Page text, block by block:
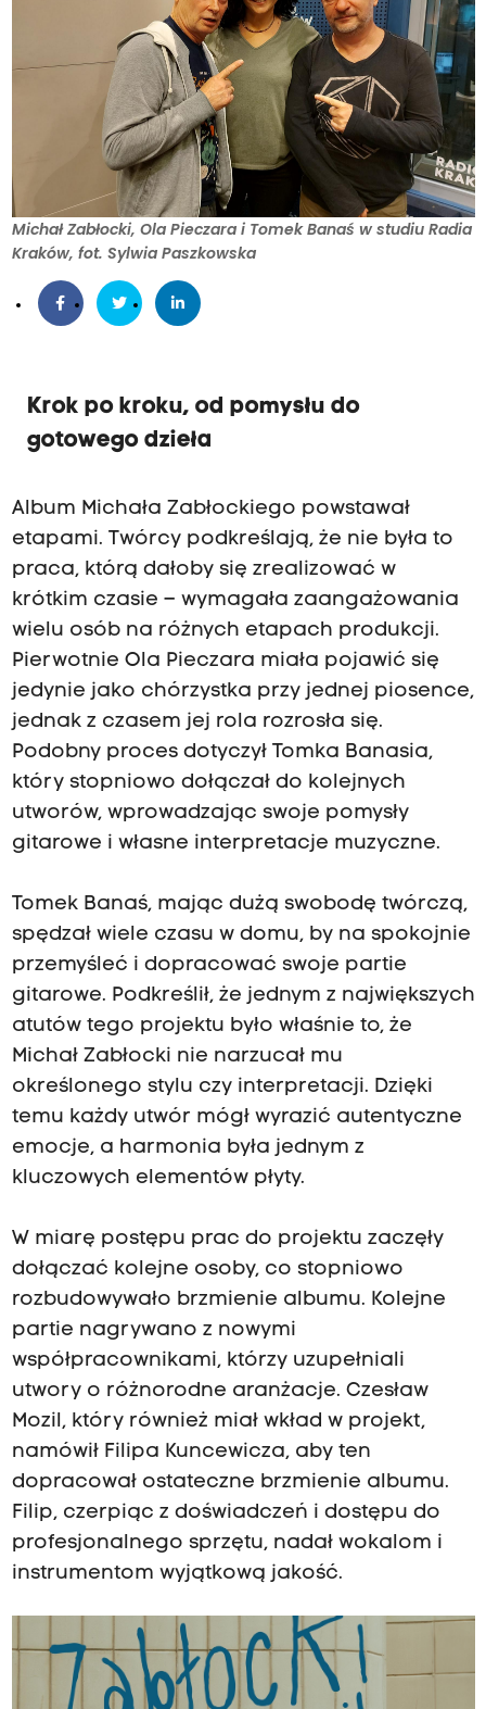
Michał Zabłocki, Ola Pieczara i Tomek Banaś w studiu Radia
Kraków, fot. Sylwia Paszkowska
Krok po kroku, od pomysłu do
gotowego dzieła
Album Michała Zabłockiego powstawał
etapami. Twórcy podkreślają, że nie była to
praca, którą dałoby się zrealizować w
krótkim czasie – wymagała zaangażowania
wielu osób na różnych etapach produkcji.
Pierwotnie Ola Pieczara miała pojawić się
jedynie jako chórzystka przy jednej piosence,
jednak z czasem jej rola rozrosła się.
Podobny proces dotyczył Tomka Banasia,
który stopniowo dołączał do kolejnych
utworów, wprowadzając swoje pomysły
gitarowe i własne interpretacje muzyczne.
Tomek Banaś, mając dużą swobodę twórczą,
spędzał wiele czasu w domu, by na spokojnie
przemyśleć i dopracować swoje partie
gitarowe. Podkreślił, że jednym z największych
atutów tego projektu było właśnie to, że
Michał Zabłocki nie narzucał mu
określonego stylu czy interpretacji. Dzięki
temu każdy utwór mógł wyrazić autentyczne
emocje, a harmonia była jednym z
kluczowych elementów płyty.
W miarę postępu prac do projektu zaczęły
dołączać kolejne osoby, co stopniowo
rozbudowywało brzmienie albumu. Kolejne
partie nagrywano z nowymi
współpracownikami, którzy uzupełniali
utwory o różnorodne aranżacje. Czesław
Mozil, który również miał wkład w projekt,
namówił Filipa Kuncewicza, aby ten
dopracował ostateczne brzmienie albumu.
Filip, czerpiąc z doświadczeń i dostępu do
profesjonalnego sprzętu, nadał wokalom i
instrumentom wyjątkową jakość.